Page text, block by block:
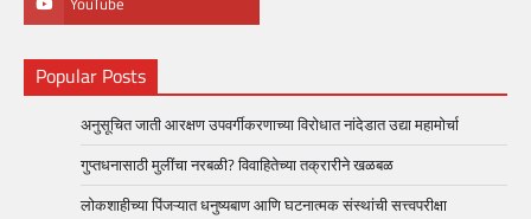
YouTube
Popular Posts
अनुसूचित जाती आरक्षण उपवर्गीकरणाच्या विरोधात नांदेडात उद्या महामोर्चा
गुप्तधनासाठी मुलींचा नरबळी? विवाहितेच्या तक्रारीने खळबळ
लोकशाहीच्या पिंजऱ्यात धनुष्यबाण आणि घटनात्मक संस्थांची सत्त्वपरीक्षा